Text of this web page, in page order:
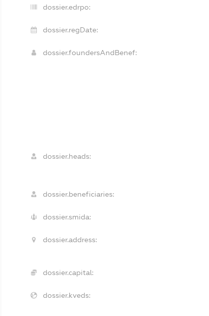
dossier.edrpo:
dossier.regDate:
dossier.foundersAndBenef:
dossier.heads:
dossier.beneficiaries:
dossier.smida:
dossier.address:
dossier.capital:
dossier.kveds: